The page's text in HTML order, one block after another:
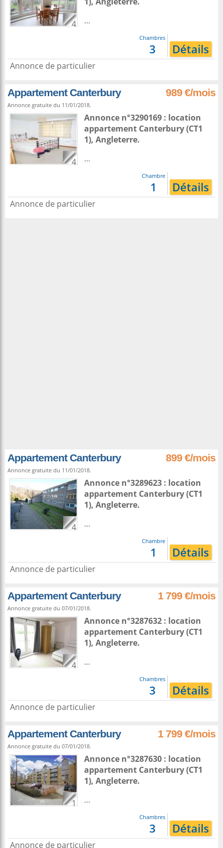
4
...
Chambres
3 Détails
Annonce de particulier
Appartement Canterbury 989 €/mois
Annonce gratuite du 11/01/2018.
4
Annonce n°3290169 : location
appartement Canterbury(CT1
1), Angleterre.
...
Chambre
1 Détails
Annonce de particulier
Appartement Canterbury 899 €/mois
Annonce gratuite du 11/01/2018.
4
Annonce n°3289623 : location
appartement Canterbury(CT1
1), Angleterre.
...
Chambre
1 Détails
Annonce de particulier
Appartement Canterbury 1 799 €/mois
Annonce gratuite du 07/01/2018.
4
Annonce n°3287632 : location
appartement Canterbury(CT1
1), Angleterre.
...
Chambres
3 Détails
Annonce de particulier
Appartement Canterbury 1 799 €/mois
Annonce gratuite du 07/01/2018.
1
Annonce n°3287630 : location
appartement Canterbury(CT1
1), Angleterre.
...
Chambres
3 Détails
Annonce de particulier